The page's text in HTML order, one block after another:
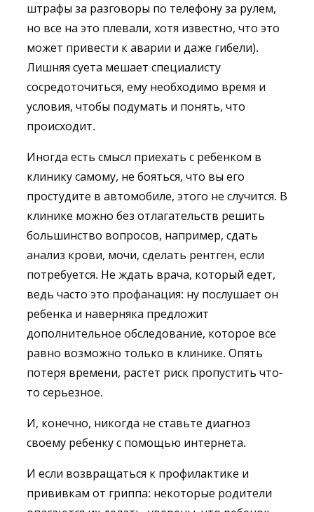
штрафы за разговоры по телефону за рулем,
но все на это плевали, хотя известно, что это
может привести к аварии и даже гибели).
Лишняя суета мешает специалисту
сосредоточиться, ему необходимо время и
условия, чтобы подумать и понять, что
происходит.
Иногда есть смысл приехать с ребенком в
клинику самому, не бояться, что вы его
простудите в автомобиле, этого не случится. В
клинике можно без отлагательств решить
большинство вопросов, например, сдать
анализ крови, мочи, сделать рентген, если
потребуется. Не ждать врача, который едет,
ведь часто это профанация: ну послушает он
ребенка и наверняка предложит
дополнительное обследование, которое все
равно возможно только в клинике. Опять
потеря времени, растет риск пропустить что-
то серьезное.
И, конечно, никогда не ставьте диагноз
своему ребенку с помощью интернета.
И если возвращаться к профилактике и
прививкам от гриппа: некоторые родители